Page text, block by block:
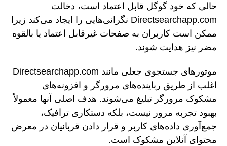
حالی که خود گوگل قابل اعتماد است، دخالت
Directsearchapp.com نگرانی‌هایی را ایجاد می‌کند زیرا
ممکن است کاربران به صفحات غیرقابل اعتماد یا بالقوه
مضر نیز هدایت شوند.
موتورهای جستجوی جعلی مانند Directsearchapp.com
اغلب از طریق رباینده‌های مرورگر و افزونه‌های
مشکوک مرورگر تبلیغ می‌شوند. هدف اصلی آنها معمولاً
بهبود تجربه مرور نیست، بلکه دستکاری ترافیک،
جمع‌آوری داده‌های کاربر و قرار دادن قربانیان در معرض
محتوای آنلاین مشکوک است.